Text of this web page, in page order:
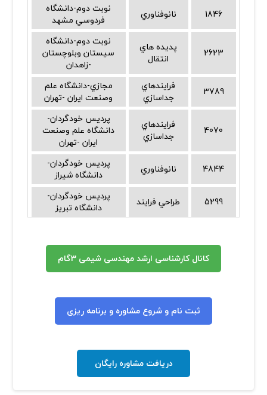
1846
نانوفناوري
نوبت دوم-دانشگاه
فردوسي مشهد
2623
پديده هاي
انتقال
نوبت دوم-دانشگاه
سيستان وبلوچستان
-زاهدان
3789
فرايندهاي
جداسازي
مجازي-دانشگاه علم
وصنعت ايران -تهران
4070
فرايندهاي
جداسازي
پرديس خودگردان-
دانشگاه علم وصنعت
ايران -تهران
4844
نانوفناوري
پرديس خودگردان-
دانشگاه شيراز
5299
طراحي فرايند
پرديس خودگردان-
دانشگاه تبريز
کانال کارشناسی ارشد مهندسی شیمی 3گام
ثبت نام و شروع مشاوره و برنامه ریزی
دریافت مشاوره رایگان